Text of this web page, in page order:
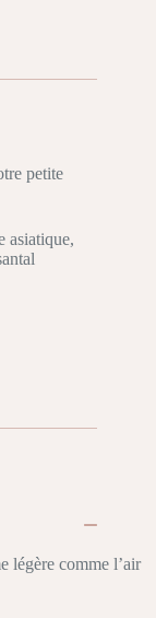
petite
asiatique,
légère comme l’air